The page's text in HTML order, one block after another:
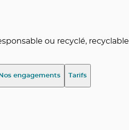
ou recyclé, recyclable
Nos engagements Tarifs